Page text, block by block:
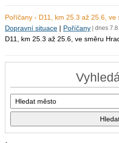
Poříčany - D11, km 25.3 až 25.6, ve
Dopravní situace | Poříčany | dnes
D11, km 25.3 až 25.6, ve směru